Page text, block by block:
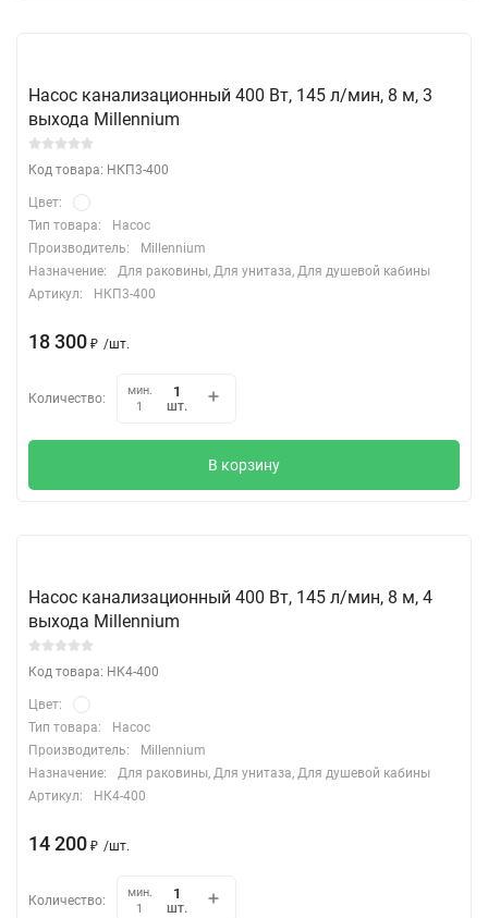
Насос канализационный 400 Вт, 145 л/мин, 8 м, 3
выхода Millennium
Код товара: НКП3-400
Цвет:
Тип товара:
Насос
Производитель:
Millennium
Назначение:
Для раковины, Для унитаза, Для душевой кабины
Артикул:
НКП3-400
18 300 ₽ /шт.
Количество:
мин.
1
шт.
В корзину
Насос канализационный 400 Вт, 145 л/мин, 8 м, 4
выхода Millennium
Код товара: НК4-400
Цвет:
Тип товара:
Насос
Производитель:
Millennium
Назначение:
Для раковины, Для унитаза, Для душевой кабины
Артикул:
НК4-400
14 200 ₽ /шт.
Количество:
мин.
1
шт.